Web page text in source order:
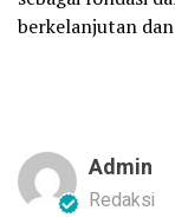
berkelanjutan dan
Admin
Redaksi